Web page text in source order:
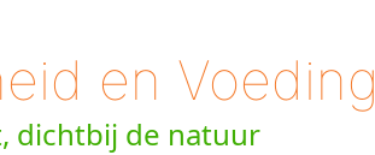
en Voeding
dichtbij de natuur